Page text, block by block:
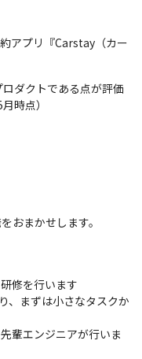
アプリ『Carstay（カー
ダクトである点が評価
時点）
おまかせします。
修を行います
、まずは小さなタスクか
輩エンジニアが行いま